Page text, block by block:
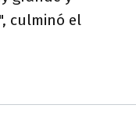
culminó el